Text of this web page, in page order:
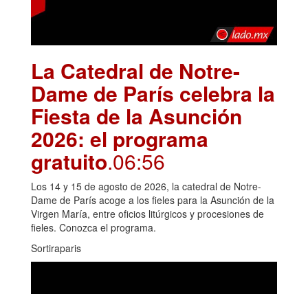
La Catedral de Notre-
Dame de París celebra la
Fiesta de la Asunción
2026: el programa
gratuito.06:56
Los 14 y 15 de agosto de 2026, la catedral de Notre-
Dame de París acoge a los fieles para la Asunción de la
Virgen María, entre oficios litúrgicos y procesiones de
fieles. Conozca el programa.
Sortiraparis